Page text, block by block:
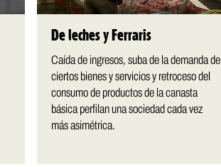
De leches y Ferraris
Caída de ingresos, suba de la demanda de
ciertos bienes y servicios y retroceso del
consumo de productos de la canasta
básica perfilan una sociedad cada vez
más asimétrica.